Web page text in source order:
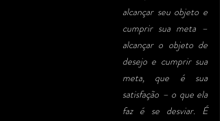
alcançar seu objeto e
cumprir sua meta –
alcançar o objeto de
desejo e cumprir sua
meta, que é sua
satisfação – o que ela
faz é se desviar. É